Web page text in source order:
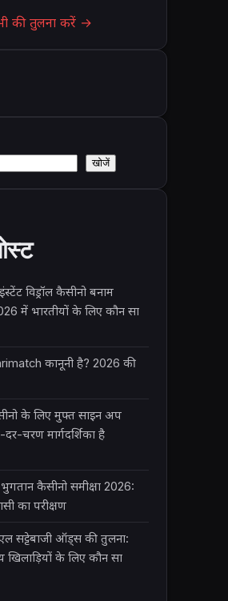
की तुलना करें →
खोजें
विड्रॉल कैसीनो बनाम
में भारतीयों के लिए कौन सा
कानूनी है? 2026 की
के लिए मुफ्त साइन अप
चरण मार्गदर्शिका है
भुगतान कैसीनो समीक्षा 2026:
का परीक्षण
सट्टेबाजी ऑड्स की तुलना:
खिलाड़ियों के लिए कौन सा